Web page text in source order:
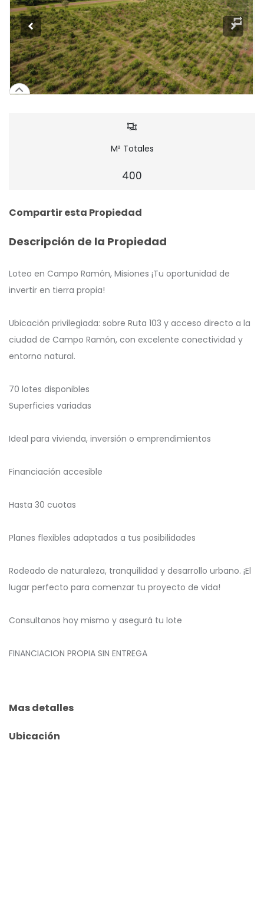
M² Totales
400
Compartir esta Propiedad
Descripción de la Propiedad
Loteo en Campo Ramón, Misiones ¡Tu oportunidad de
invertir en tierra propia!
Ubicación privilegiada: sobre Ruta 103 y acceso directo a la
ciudad de Campo Ramón, con excelente conectividad y
entorno natural.
70 lotes disponibles
Superficies variadas
Ideal para vivienda, inversión o emprendimientos
Financiación accesible
Hasta 30 cuotas
Planes flexibles adaptados a tus posibilidades
Rodeado de naturaleza, tranquilidad y desarrollo urbano. ¡El
lugar perfecto para comenzar tu proyecto de vida!
Consultanos hoy mismo y asegurá tu lote
FINANCIACION PROPIA SIN ENTREGA
Mas detalles
Ubicación